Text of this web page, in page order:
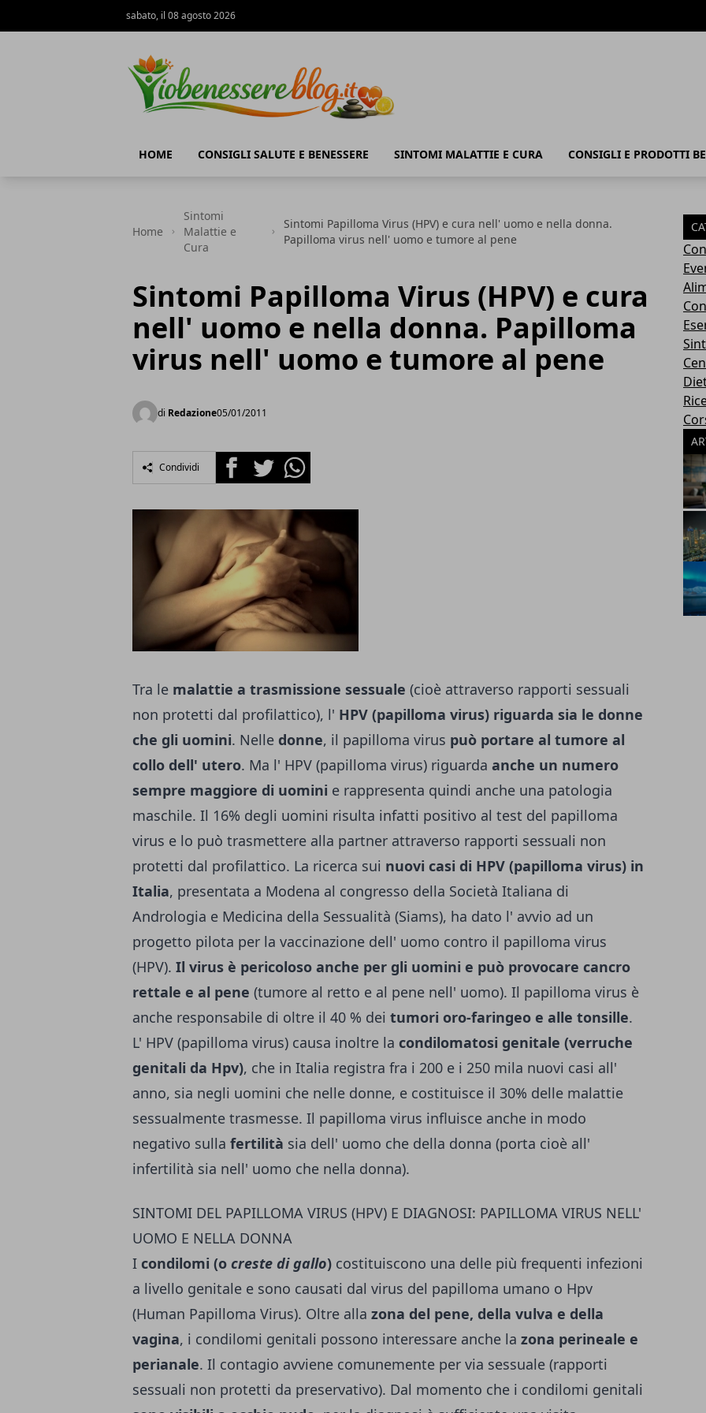
sabato, il 08 agosto 2026
HOME CONSIGLI SALUTE E BENESSERE SINTOMI MALATTIE E CURA CONSIGLI E PRODOTTI
Home
Sintomi
Malattie e
Cura
Sintomi Papilloma Virus (HPV) e cura nell' uomo e nella donna.
Papilloma virus nell' uomo e tumore al pene
Sintomi Papilloma Virus (HPV) e cura
nell' uomo e nella donna. Papilloma
virus nell' uomo e tumore al pene
di Redazione05/01/2011
Condividi FacebookTwitterWhatsapp
Tra le malattie a trasmissione sessuale (cioè attraverso rapporti sessuali
non protetti dal profilattico), l' HPV (papilloma virus) riguarda sia le donne
che gli uomini. Nelle donne, il papilloma virus può portare al tumore al
collo dell' utero. Ma l' HPV (papilloma virus) riguarda anche un numero
sempre maggiore di uomini e rappresenta quindi anche una patologia
maschile. Il 16% degli uomini risulta infatti positivo al test del papilloma
virus e lo può trasmettere alla partner attraverso rapporti sessuali non
protetti dal profilattico. La ricerca sui nuovi casi di HPV (papilloma virus) in
Italia, presentata a Modena al congresso della Società Italiana di
Andrologia e Medicina della Sessualità (Siams), ha dato l' avvio ad un
progetto pilota per la vaccinazione dell' uomo contro il papilloma virus
(HPV). Il virus è pericoloso anche per gli uomini e può provocare cancro
rettale e al pene (tumore al retto e al pene nell' uomo). Il papilloma virus è
anche responsabile di oltre il 40 % dei tumori oro-faringeo e alle tonsille.
L' HPV (papilloma virus) causa inoltre la condilomatosi genitale (verruche
genitali da Hpv), che in Italia registra fra i 200 e i 250 mila nuovi casi all'
anno, sia negli uomini che nelle donne, e costituisce il 30% delle malattie
sessualmente trasmesse. Il papilloma virus influisce anche in modo
negativo sulla fertilità sia dell' uomo che della donna (porta cioè all'
infertilità sia nell' uomo che nella donna).
SINTOMI DEL PAPILLOMA VIRUS (HPV) E DIAGNOSI: PAPILLOMA VIRUS NELL'
UOMO E NELLA DONNA
I condilomi (o creste di gallo) costituiscono una delle più frequenti infezioni
a livello genitale e sono causati dal virus del papilloma umano o Hpv
(Human Papilloma Virus). Oltre alla zona del pene, della vulva e della
vagina, i condilomi genitali possono interessare anche la zona perineale e
perianale. Il contagio avviene comunemente per via sessuale (rapporti
sessuali non protetti da preservativo). Dal momento che i condilomi genitali